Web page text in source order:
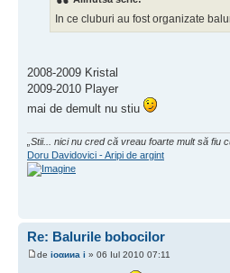
In ce cluburi au fost organizate
2008-2009 Kristal
2009-2010 Player
mai de demult nu stiu
„Stii... nici nu cred că vreau foarte mult să fiu
Doru Davidovici - Aripi de argint
Re: Balurile bobocilor
de ioαииa i » 06 Iul 2010 07:11